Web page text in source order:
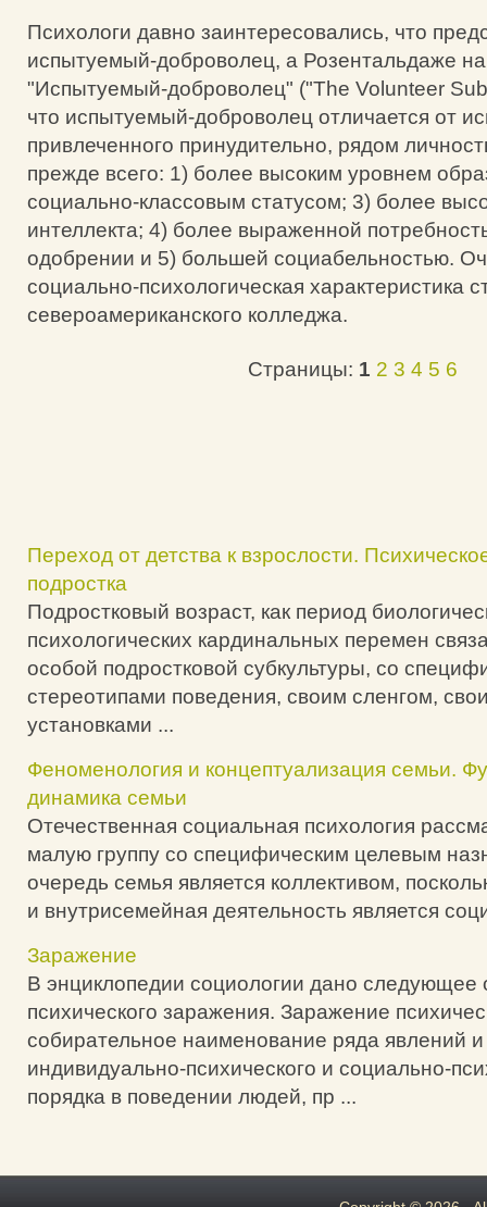
Психологи давно заинтересовались, что
испытуемый-доброволец, а Розентальдаже
"Испытуемый-доброволец" ("The Volunteer
что испытуемый-доброволец отличается от
привлеченного принудительно, рядом
прежде всего: 1) более высоким уровнем
социально-классовым статусом; 3) более
интеллекта; 4) более выраженной
одобрении и 5) большей социабельностью.
социально-психологическая характеристика
североамериканского колледжа.
Страницы: 1 2 3 4 5 6
Переход от детства к взрослости.
подростка
Подростковый возраст, как период
психологических кардинальных перемен
особой подростковой субкультуры, со
стереотипами поведения, своим сленгом,
установками ...
Феноменология и концептуализация семьи.
динамика семьи
Отечественная социальная психология
малую группу со специфическим целевым
очередь семья является коллективом,
и внутрисемейная деятельность является
Заражение
В энциклопедии социологии дано следующее
психического заражения. Заражение
собирательное наименование ряда явлений
индивидуально-психического и социально-
порядка в поведении людей, пр ...